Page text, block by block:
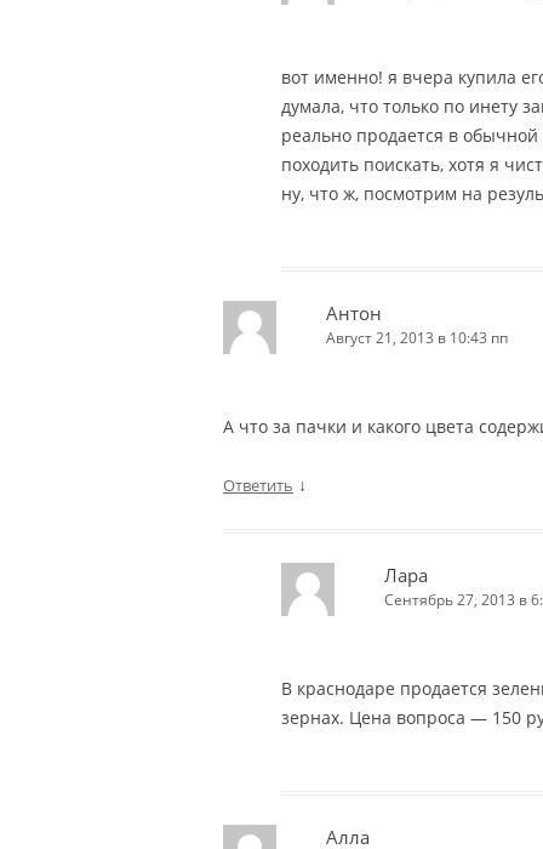
вот именно! я вчера купила
думала, что только по инету
реально продается в
походить поискать, хотя я
ну, что ж, посмотрим на
Антон
Август 21, 2013 в 10:43 пп
А что за пачки и какого цвета
Ответить ↓
Лара
Сентябрь 27, 2013 в
В краснодаре продается
зернах. Цена вопроса — 150
Алла